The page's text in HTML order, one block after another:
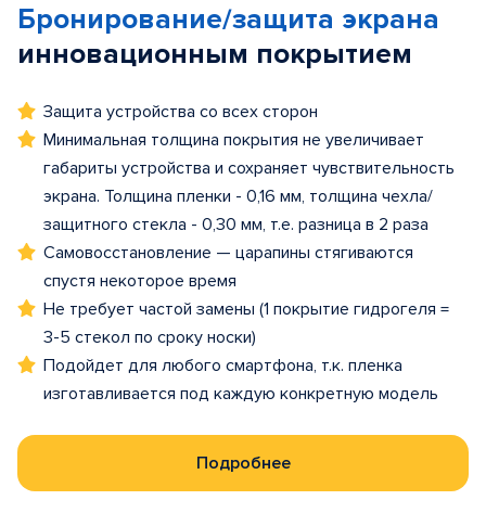
Бронирование/защита экрана
инновационным покрытием
Защита устройства со всех сторон
Минимальная толщина покрытия не увеличивает
габариты устройства и сохраняет чувствительность
экрана. Толщина пленки - 0,16 мм, толщина чехла/
защитного стекла - 0,30 мм, т.е. разница в 2 раза
Самовосстановление — царапины стягиваются
спустя некоторое время
Не требует частой замены (1 покрытие гидрогеля =
3-5 стекол по сроку носки)
Подойдет для любого смартфона, т.к. пленка
изготавливается под каждую конкретную модель
Подробнее